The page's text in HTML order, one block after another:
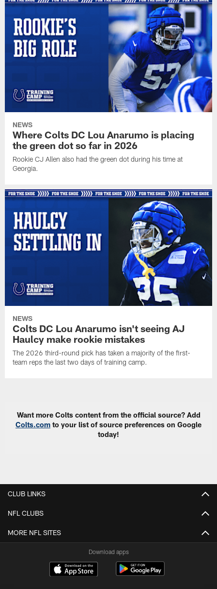
NEWS
Where Colts DC Lou Anarumo is placing
the green dot so far in 2026
Rookie CJ Allen also had the green dot during his time at
Georgia.
NEWS
Colts DC Lou Anarumo isn't seeing AJ
Haulcy make rookie mistakes
The 2026 third-round pick has taken a majority of the first-
team reps the last two days of training camp.
Want more Colts content from the official source? Add
Colts.com to your list of source preferences on Google
today!
CLUB LINKS
NFL CLUBS
MORE NFL SITES
Download apps